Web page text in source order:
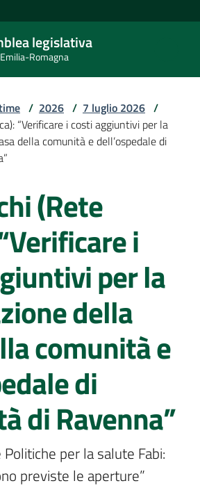
legislativa
Romagna
/ 2026 / 7 luglio 2026 /
“Verificare i costi aggiuntivi per la
della comunità e dell’ospedale di
(Rete
i
per la
della
comunità e
di
di Ravenna”
Politiche per la salute Fabi:
previste le aperture”